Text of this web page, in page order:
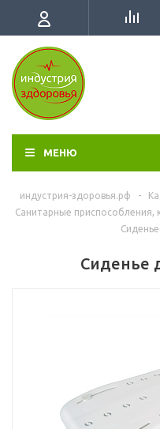
МЕНЮ
индустрия-здоровья.рф -
Санитарные приспособления,
Сиденье